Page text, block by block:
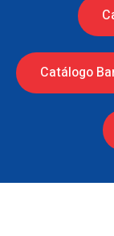
Catálogo